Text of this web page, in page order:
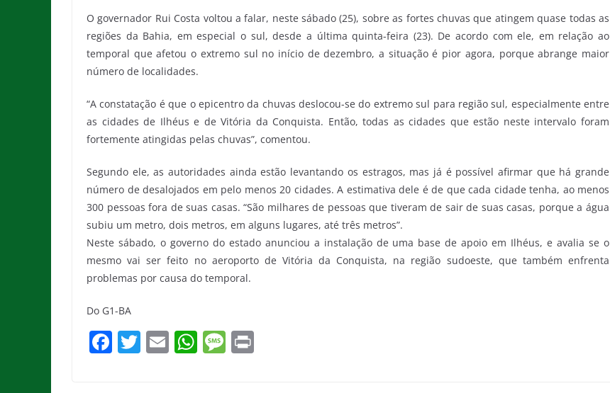
O governador Rui Costa voltou a falar, neste sábado (25), sobre as fortes chuvas que atingem quase todas as
regiões da Bahia, em especial o sul, desde a última quinta-feira (23). De acordo com ele, em relação ao
temporal que afetou o extremo sul no início de dezembro, a situação é pior agora, porque abrange maior
número de localidades.
“A constatação é que o epicentro da chuvas deslocou-se do extremo sul para região sul, especialmente entre
as cidades de Ilhéus e de Vitória da Conquista. Então, todas as cidades que estão neste intervalo foram
fortemente atingidas pelas chuvas”, comentou.
Segundo ele, as autoridades ainda estão levantando os estragos, mas já é possível afirmar que há grande
número de desalojados em pelo menos 20 cidades. A estimativa dele é de que cada cidade tenha, ao menos
300 pessoas fora de suas casas. “São milhares de pessoas que tiveram de sair de suas casas, porque a água
subiu um metro, dois metros, em alguns lugares, até três metros”.
Neste sábado, o governo do estado anunciou a instalação de uma base de apoio em Ilhéus, e avalia se o
mesmo vai ser feito no aeroporto de Vitória da Conquista, na região sudoeste, que também enfrenta
problemas por causa do temporal.
Do G1-BA
F T E W M